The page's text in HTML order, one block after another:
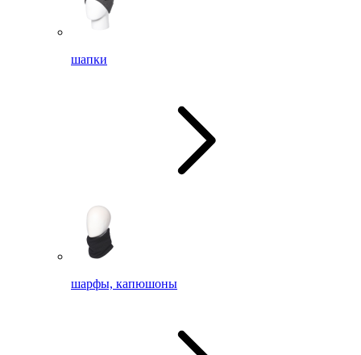
шапки
шарфы, капюшоны